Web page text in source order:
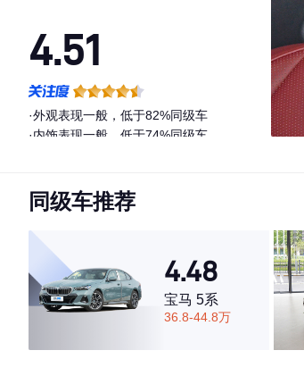
4.51
·外观表现一般，低于82%同级车
·内饰表现一般，低于74%同级车
同级车推荐
4.48
宝马 5系
36.8-44.8万